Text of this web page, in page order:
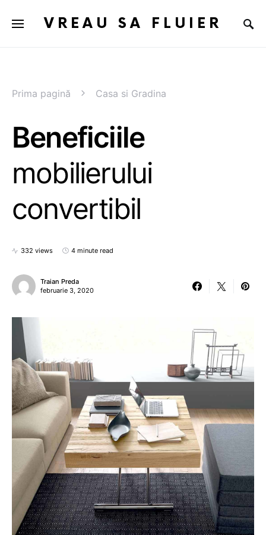
VREAU SA FLUIER
Prima pagină Casa si Gradina
Beneficiile
mobilierului
convertibil
332 views 4 minute read
Traian Preda
februarie 3, 2020